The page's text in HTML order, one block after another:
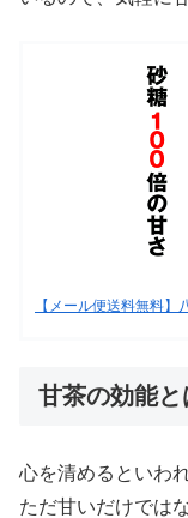
【メール便送料無料
甘茶の効能と
心を清めるといわ
ただ甘いだけでは